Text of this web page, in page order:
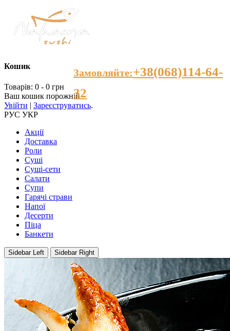
Замовляйте:+38(068)114-64-
32
Кошик
Товарів: 0 - 0 грн
Ваш кошик порожній
Увійти | Зареєструватись.
РУС УКР
Акції
Доставка
Роли
Суші
Суші-сети
Салати
Супи
Гарячі страви
Напої
Десерти
Пiца
Банкети
Sidebar Left Sidebar Right